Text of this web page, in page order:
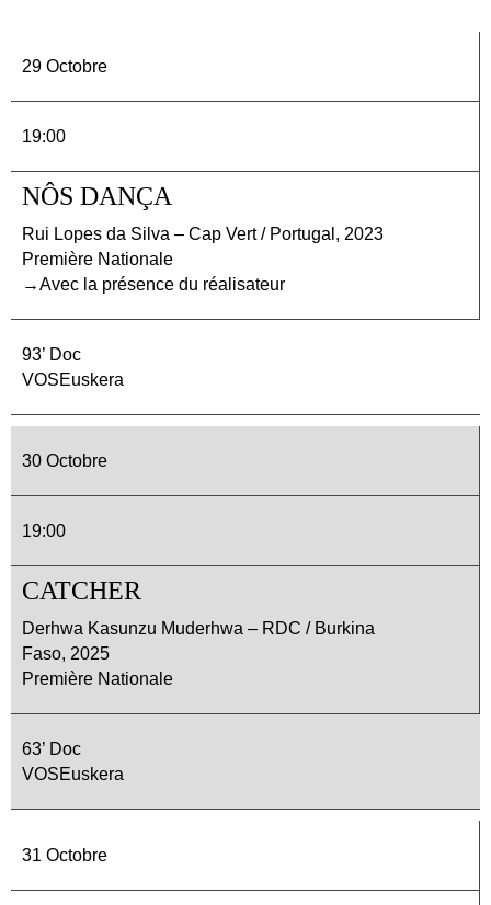
29 Octobre
19:00
NÔS DANÇA
Rui Lopes da Silva – Cap Vert / Portugal, 2023
Première Nationale
→Avec la présence du réalisateur
93’ Doc
VOSEuskera
30 Octobre
19:00
CATCHER
Derhwa Kasunzu Muderhwa – RDC / Burkina
Faso, 2025
Première Nationale
63’ Doc
VOSEuskera
31 Octobre